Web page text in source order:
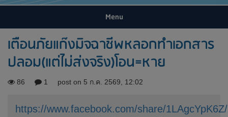
Menu
เตือนภัยแก๊งมิจฉาชีพหลอกทำเอกสาร
ปลอม(แต่ไม่ส่งจริง)โอน=หาย
86 1 post on 5 ก.ค. 2569, 12:02
https://www.facebook.com/share/